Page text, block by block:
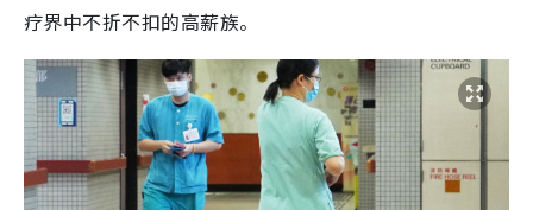
疗界中不折不扣的高薪族。